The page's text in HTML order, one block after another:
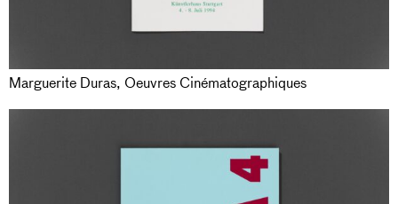
Marguerite Duras, Oeuvres Cinématographiques